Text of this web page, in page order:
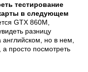
тестирование
в следующем
GTX 860M,
разницу
но в нем,
просто посмотреть